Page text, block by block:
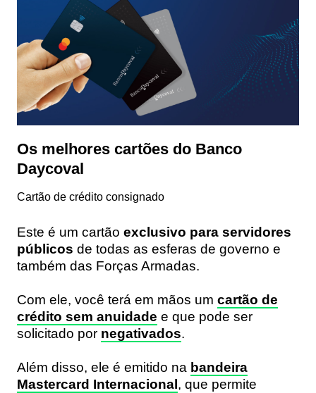
Os melhores cartões do Banco
Daycoval
Cartão de crédito consignado
Este é um cartão exclusivo para servidores
públicos de todas as esferas de governo e
também das Forças Armadas.
Com ele, você terá em mãos um cartão de
crédito sem anuidade e que pode ser
solicitado por negativados.
Além disso, ele é emitido na bandeira
Mastercard Internacional , que permite